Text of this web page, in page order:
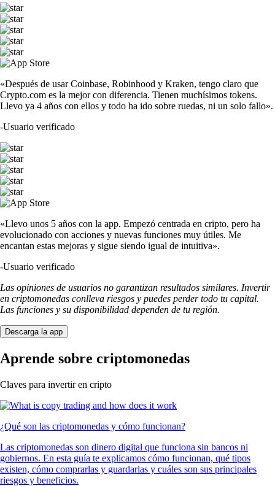
«Después de usar Coinbase, Robinhood y Kraken, tengo claro que
Crypto.com es la mejor con diferencia. Tienen muchísimos tokens.
Llevo ya 4 años con ellos y todo ha ido sobre ruedas, ni un solo fallo».
-Usuario verificado
«Llevo unos 5 años con la app. Empezó centrada en cripto, pero ha
evolucionado con acciones y nuevas funciones muy útiles. Me
encantan estas mejoras y sigue siendo igual de intuitiva».
-Usuario verificado
Las opiniones de usuarios no garantizan resultados similares. Invertir
en criptomonedas conlleva riesgos y puedes perder todo tu capital.
Las funciones y su disponibilidad dependen de tu región.
Descarga la app
Aprende sobre criptomonedas
Claves para invertir en cripto
¿Qué son las criptomonedas y cómo funcionan?
Las criptomonedas son dinero digital que funciona sin bancos ni
gobiernos. En esta guía te explicamos cómo funcionan, qué tipos
existen, cómo comprarlas y guardarlas y cuáles son sus principales
riesgos y beneficios.